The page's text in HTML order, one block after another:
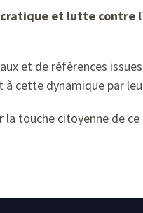
et lutte contre
et de références
cette dynamique par
touche citoyenne de